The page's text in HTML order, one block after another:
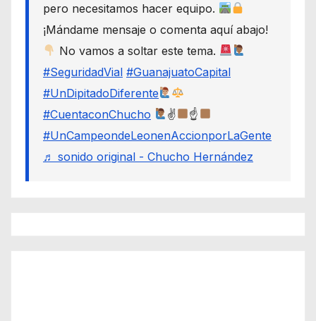
pero necesitamos hacer equipo.
¡Mándame mensaje o comenta aquí abajo!
No vamos a soltar este tema.
#SeguridadVial #GuanajuatoCapital
#UnDipitadoDiferente
#CuentaconChucho
✌
☝
#UnCampeondeLeonenAccionporLaGente
♬ sonido original - Chucho Hernández